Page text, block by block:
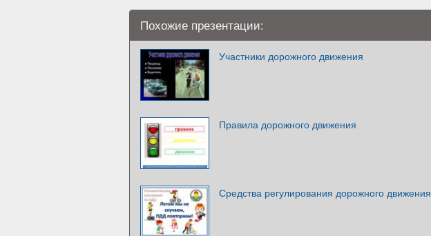
Похожие презентации:
Участники дорожного движения
Правила дорожного движения
Средства регулирования дорожного движения